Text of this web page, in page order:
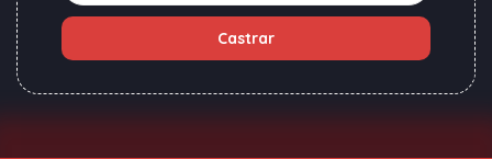
Castrar